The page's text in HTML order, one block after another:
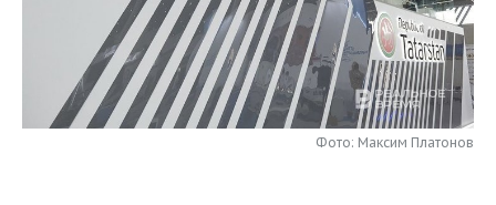
НЕФТЕХИМИЯ
ОПК
РОЗНИЧНАЯ ТОРГОВЛЯ
ТРАНСПОРТ
НОВОСТИ ТЕХНОЛОГИЙ
МЕРОПРИЯТИЯ
НОВОСТИ МЕРОПРИЯТИЙ
СПОРТ
Фото: Максим Платонов